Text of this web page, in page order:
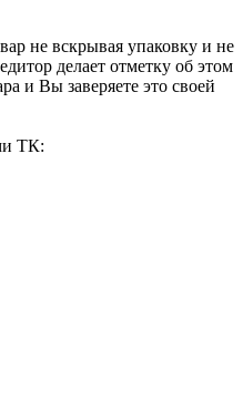
не вскрывая упаковку и не
делает отметку об этом
и Вы заверяете это своей
ТК: